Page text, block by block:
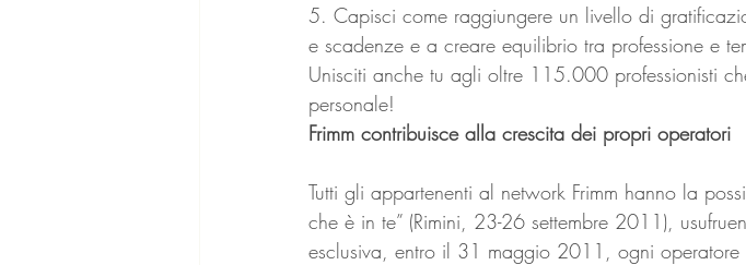
5. Capisci come raggiungere un livello di
e scadenze e a creare equilibrio tra professione e
Unisciti anche tu agli oltre 115.000 professionisti
personale!
Frimm contribuisce alla crescita dei propri operatori
Tutti gli appartenenti al network Frimm hanno la
che è in te” (Rimini, 23-26 settembre 2011),
esclusiva, entro il 31 maggio 2011, ogni operatore